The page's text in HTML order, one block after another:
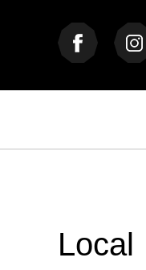
Local